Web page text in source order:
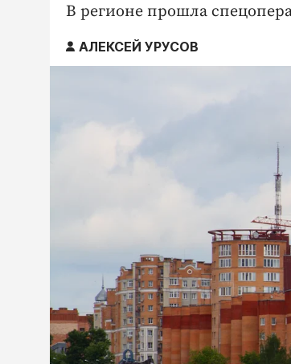
В регионе прошла
АЛЕКСЕЙ УРУСОВ